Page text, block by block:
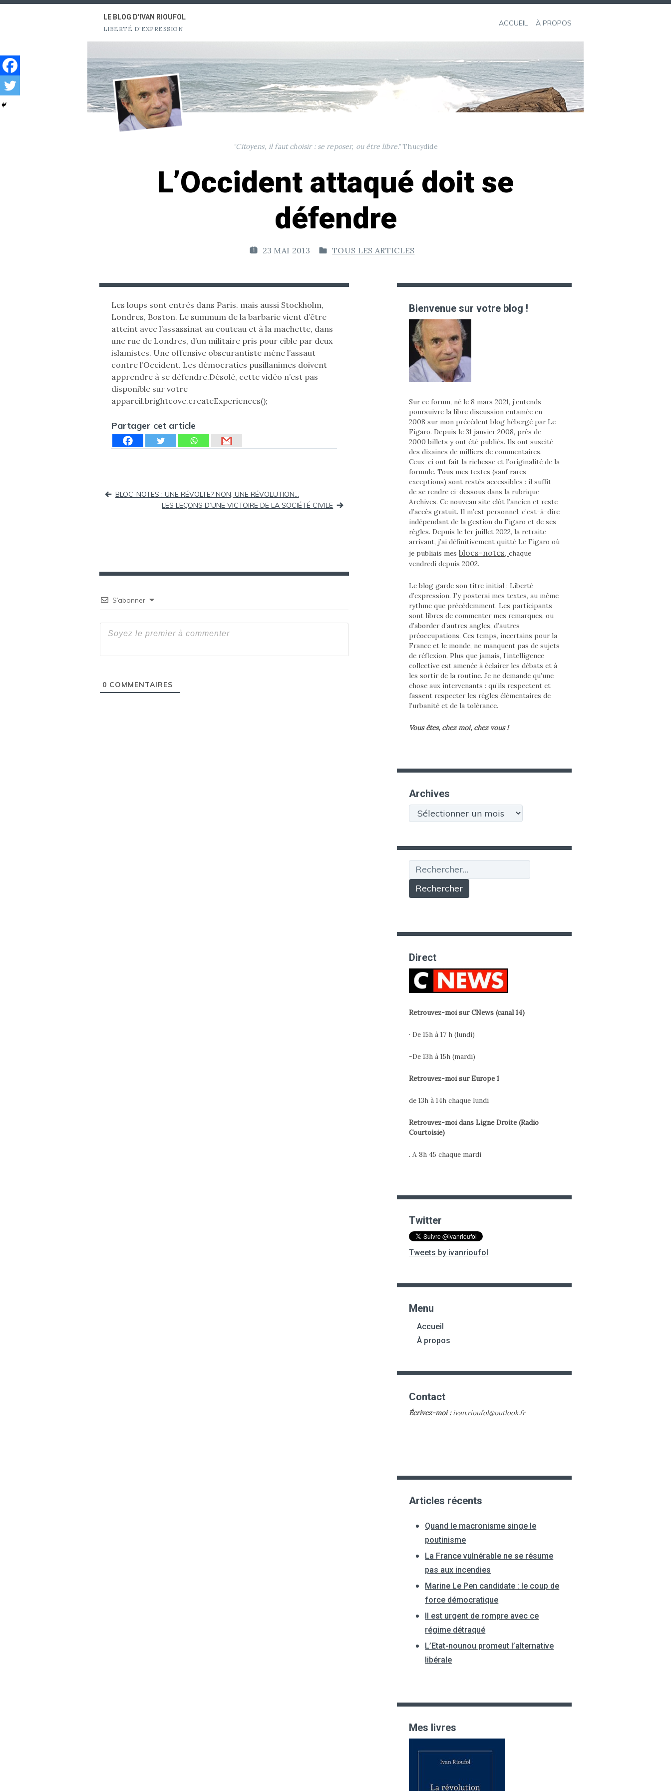
Aller
LE BLOG D'IVAN RIOUFOL
LIBERTÉ D'EXPRESSION
ACCUEIL À PROPOS
"Citoyens, il faut choisir : se reposer, ou être libre."Thucydide
L’Occident attaqué doit se
défendre
P
I
É
L
E
:
23 MAI 2013
P
I
É
D
A
S
TOUS LES ARTICLES
Les loups sont entrés dans Paris. mais aussi Stockholm,
Londres, Boston. Le summum de la barbarie vient d’être
atteint avec l’assassinat au couteau et à la machette, dans
une rue de Londres, d’un militaire pris pour cible par deux
islamistes. Une offensive obscurantiste mène l’assaut
contre l’Occident. Les démocraties pusillanimes doivent
apprendre à se défendre.Désolé, cette vidéo n’est pas
disponible sur votre
appareil.brightcove.createExperiences();
Partager cet article
BLOC-NOTES : UNE RÉVOLTE? NON, UNE RÉVOLUTION…
LES LEÇONS D’UNE VICTOIRE DE LA SOCIÉTÉ CIVILE
S’abonner
0 COMMENTAIRES
Bienvenue sur votre blog !
Sur ce forum, né le 8 mars 2021, j’entends
poursuivre la libre discussion entamée en
2008 sur mon précédent blog hébergé par Le
Figaro. Depuis le 31 janvier 2008, près de
2000 billets y ont été publiés. Ils ont suscité
des dizaines de milliers de commentaires.
Ceux-ci ont fait la richesse et l’originalité de la
formule. Tous mes textes (sauf rares
exceptions) sont restés accessibles : il suffit
de se rendre ci-dessous dans la rubrique
Archives. Ce nouveau site clôt l’ancien et reste
d’accès gratuit. Il m’est personnel, c’est-à-dire
indépendant de la gestion du Figaro et de ses
règles. Depuis le 1er juillet 2022, la retraite
arrivant, j’ai définitivement quitté Le Figaro où
je publiais mesblocs-notes,chaque
vendredi depuis 2002.
Le blog garde son titre initial : Liberté
d’expression. J’y posterai mes textes, au même
rythme que précédemment. Les participants
sont libres de commenter mes remarques, ou
d’aborder d’autres angles, d’autres
préoccupations. Ces temps, incertains pour la
France et le monde, ne manquent pas de sujets
de réflexion. Plus que jamais, l’intelligence
collective est amenée à éclairer les débats et à
les sortir de la routine. Je ne demande qu’une
chose aux intervenants : qu’ils respectent et
fassent respecter les règles élémentaires de
l’urbanité et de la tolérance.
Vous êtes, chez moi, chez vous !
Archives
Archives
Rechercher :
Direct
Retrouvez-moi sur CNews (canal 14)
· De 15h à 17 h (lundi)
-De 13h à 15h (mardi)
Retrouvez-moi sur Europe 1
de 13h à 14h chaque lundi
Retrouvez-moi dans Ligne Droite (Radio
Courtoisie)
. A 8h 45 chaque mardi
Twitter
Tweets by ivanrioufol
Menu
Accueil
À propos
Contact
Écrivez-moi :ivan.rioufol@outlook.fr
Articles récents
Quand le macronisme singe le
poutinisme
La France vulnérable ne se résume
pas aux incendies
Marine Le Pen candidate : le coup de
force démocratique
Il est urgent de rompre avec ce
régime détraqué
L’Etat-nounou promeut l’alternative
libérale
Mes livres